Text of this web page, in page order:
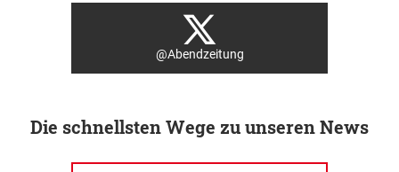
@Abendzeitung
Die schnellsten Wege zu unseren News